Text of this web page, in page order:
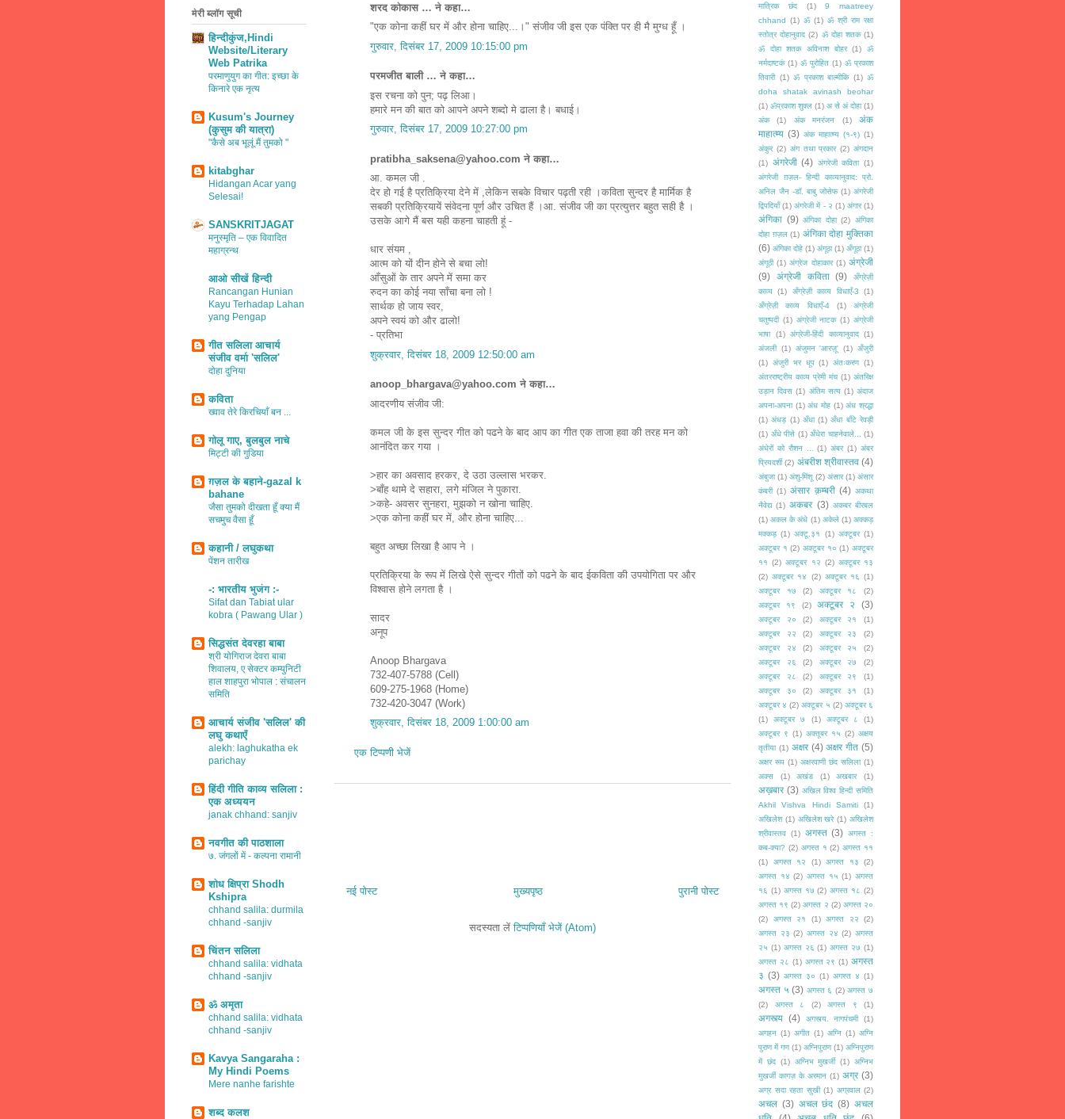
शरद कोकास … ने कहा…
"एक कोना कहीं घर में और होना चाहिए...।" संजीव जी इस एक पंक्ति पर ही मै मुग्ध हूँ ।
गुरुवार, दिसंबर 17, 2009 10:15:00 pm
परमजीत बाली … ने कहा…
इस रचना को पुन; पढ़ लिआ।
हमारे मन की बात को आपने अपने शब्दो मे ढाला है। बधाई।
गुरुवार, दिसंबर 17, 2009 10:27:00 pm
pratibha_saksena@yahoo.com ने कहा…
आ. कमल जी .
देर हो गई है प्रतिक्रिया देने में ,लेकिन सबके विचार पढ़ती रही ।कविता सुन्दर है मार्मिक है
सबकी प्रतिक्रियायें संवेदना पूर्ण और उचित हैं ।आ. संजीव जी का प्रत्युत्तर बहुत सही है ।
उसके आगे मैं बस यही कहना चाहती हूं -
धार संयम ,
आत्म को यों दीन होने से बचा लो!
आँसुओं के तार अपने में समा कर
रुदन का कोई नया साँचा बना लो !
सार्थक हो जाय स्वर,
अपने स्वयं को और ढालो!
- प्रतिभा
शुक्रवार, दिसंबर 18, 2009 12:50:00 am
anoop_bhargava@yahoo.com ने कहा…
आदरणीय संजीव जी:
कमल जी के इस सुन्दर गीत को पढने के बाद आप का गीत एक ताजा हवा की तरह मन को
आनंदित कर गया ।
>हार का अवसाद हरकर, दे उठा उल्लास भरकर.
>बाँह थामे दे सहारा, लगे मंजिल ने पुकारा.
>कहे- अवसर सुनहरा, मुझको न खोना चाहिए.
>एक कोना कहीं घर में, और होना चाहिए...
बहुत अच्छा लिखा है आप ने ।
प्रतिक्रिया के रूप में लिखे ऐसे सुन्दर गीतों को पढने के बाद ईकविता की उपयोगिता पर और
विश्वास होने लगता है ।
सादर
अनूप
Anoop Bhargava
732-407-5788 (Cell)
609-275-1968 (Home)
732-420-3047 (Work)
शुक्रवार, दिसंबर 18, 2009 1:00:00 am
एक टिप्पणी भेजें
नई पोस्ट पुरानी पोस्ट
मुख्यपृष्ठ
सदस्यता लेंटिप्पणियाँ भेजें (Atom)
मेरी ब्लॉग सूची
हिन्दीकुंज,Hindi
Website/Literary
Web Patrika
परमाणुयुग का गीत: इच्छा के
किनारे एक नृत्य
Kusum's Journey
(कुसुम की यात्रा)
"कैसे अब भूलूं मैं तुमको "
kitabghar
Hidangan Acar yang
Selesai!
SANSKRITJAGAT
मनुस्मृति – एक विवादित
महाग्रन्थ
आओ सीखें हिन्दी
Rancangan Hunian
Kayu Terhadap Lahan
yang Pengap
गीत सलिला आचार्य
संजीव वर्मा 'सलिल'
दोहा दुनिया
कविता
ख्वाव तेरे किरचियाँ बन ...
गोलू गाए, बुलबुल नाचे
मिट्टी की गुडिया
ग़ज़ल के बहाने-gazal k
bahane
जैसा तुमको दीखता हूँ क्या मैं
सचमुच वैसा हूँ
कहानी / लघुकथा
पेंशन तारीख
-: भारतीय भुजंग :-
Sifat dan Tabiat ular
kobra ( Pawang Ular )
सिद्धसंत देवरहा बाबा
श्री योगिराज देवरा बाबा
शिवालय, ए सेक्टर कम्युनिटी
हाल शाहपुरा भोपाल : संचालन
समिति
आचार्य संजीव 'सलिल' की
लघु कथाएँ
alekh: laghukatha ek
parichay
हिंदी गीति काव्य सलिला :
एक अध्ययन
janak chhand: sanjiv
नवगीत की पाठशाला
७. जंगलों में - कल्पना रामानी
शोध क्षिप्रा Shodh
Kshipra
chhand salila: durmila
chhand -sanjiv
चिंतन सलिला
chhand salila: vidhata
chhand -sanjiv
ॐ अमृता
chhand salila: vidhata
chhand -sanjiv
Kavya Sangaraha :
My Hindi Poems
Mere nanhe farishte
शब्द कलश
मात्रिक छंद
(1)
9 maatreey
chhand (1) ॐ (1) ॐ श्री राम रक्षा
स्तोत्र दोहानुवाद (2) ॐ दोहा शतक (1)
ॐ दोहा शतक अविनाश बोहर
(1)
ॐ
नर्मदाष्टकं (1) ॐ पुरोहित (1) ॐ प्रकाश
तिवारी (1) ॐ प्रकाश बाल्मीकि (1) ॐ
doha shatak avinash beohar
(1) ॐप्रकाश शुक्ल (1) अ से अं दोहा (1)
अंक
(1) अंक मनरंजन (1)
अंक
माहात्म्य (3) अंक माहात्म्य (१-९) (1)
अंकुर (2) अंग तथा प्रकार (2) अंगदान
(1) अंगरेजी (4) अंगरेजी कविता (1)
अंगरेजी ग़ज़ल- हिन्दी काव्यानुवाद: प्रो.
अनिल जैन -डॉ. बाबु जोसेफ (1) अंगरेजी
द्विपदियाँ (1) अंगरेजी में - २ (1) अंगार (1)
अंगिका (9) अंगिका दोहा (2) अंगिका
दोहा ग़ज़ल (1) अंगिका दोहा मुक्तिका
(6) अंगिका दोहे (1) अंगूठा (1) अँगूठा (1)
अंगूठी (1) अंग्रेज दोहाकार (1) अंग्रेजी
(9)
अंग्रेजी कविता (9)
अँग्रेज़ी
काव्य (1) अँग्रेज़ी काव्य विधाएँ-3
(1)
अँग्रेज़ी काव्य विधाएँ-4
(1)
अंग्रेजी
चतुष्पदी (1) अंग्रेजी नाटक (1) अंग्रेजी
भाषा
(1) अंग्रेजी-हिंदी काव्यानुवाद (1)
अंजली (1) अंजुमन 'आरज़ू' (1) अँजुरी
(1) अंजुरी भर धूप (1) अंतःकरण (1)
अंतरराष्ट्रीय काव्य प्रेमी मंच (1) अंतरिक्ष
उड़ान दिवस (1) अंतिम सत्य (1) अंदाज
अपना-अपना (1) अंध मोह (1) अंध श्रद्धा
(1) अंधड़ (1) अँधा (1) अँधा बाँटे रेवड़ी
(1) अँधे पीसे (1) अँधेरा चाहनेवाले...
(1)
अंधेरों को रौशन ...
(1) अंबर (1) अंबर
प्रियदर्शी (2) अंबरीश श्रीवास्तव (4)
अंबुजा (1) अंशु-मिंशू (2) अंसार (1) अंसार
कंबरी (1) अंसार क़म्बरी (4) अकथा
नैवेद्य (1) अकबर (3) अकबर बीरबल
(1) अकल के अंधे (1) अकेले (1) अक्कड़
मक्कड़ (1) अक्टू.३१ (1) अक्टूबर (1)
अक्टूबर १ (2) अक्टूबर १० (1) अक्टूबर
११ (2) अक्टूबर १२ (2) अक्टूबर १३
(2) अक्टूबर १४ (2) अक्टूबर १६ (1)
अक्टूबर १७
(2) अक्टूबर १८
(2)
अक्टूबर १९
(2) अक्टूबर २ (3)
अक्टूबर २० (2) अक्टूबर २१
(1)
अक्टूबर २२
(2) अक्टूबर २३
(2)
अक्टूबर २४
(2) अक्टूबर २५
(2)
अक्टूबर २६
(2) अक्टूबर २७
(2)
अक्टूबर २८
(2) अक्टूबर २९
(1)
अक्टूबर ३०
(2) अक्टूबर ३१
(1)
अक्टूबर ४ (2) अक्टूबर ५ (2) अक्टूबर ६
(1)
अक्टूबर ७ (1) अक्टूबर ८
(1)
अक्टूबर ९ (1) अक्तूबर १५ (2) अक्षय
तृतीया (1) अक्षर (4) अक्षर गीत (5)
अक्षर रूप (1) अक्षरवाणी छंद सलिला (1)
अक्स
(1) अखंड (1) अखबार (1)
अख़बार (3) अखिल विश्व हिन्दी समिति
Akhil Vishva Hindi Samiti
(1)
अखिलेश (1) अखिलेश खरे (1) अखिलेश
श्रीवास्तव (1) अगस्त (3) अगस्त :
कब-क्या? (2) अगस्त १ (2) अगस्त ११
(1)
अगस्त १२ (1) अगस्त १३
(2)
अगस्त १४ (2) अगस्त १५ (1) अगस्त
१६ (1) अगस्त १७ (2) अगस्त १८ (2)
अगस्त १९ (2) अगस्त २ (2) अगस्त २०
(2)
अगस्त २१ (1) अगस्त २२
(2)
अगस्त २३ (2) अगस्त २४ (2) अगस्त
२५ (1) अगस्त २६ (1) अगस्त २७ (1)
अगस्त २८ (1) अगस्त २९ (1) अगस्त
३ (3) अगस्त ३० (1) अगस्त ४ (1)
अगस्त ५ (3) अगस्त ६ (2) अगस्त ७
(2)
अगस्त ८ (2) अगस्त ९ (1)
अगस्त्य (4) अगस्त्य. नागपंचमी
(1)
अगहन (1) अगीत (1) अग्नि (1) अग्नि
पुराण में गण (1) अग्निपुराण (1) अग्निपुराण
में छंद (1) अग्निभ मुखर्जी (1) अग्निभ
मुखर्जी कागज़ के अरमान (1) अग्र (3)
अग्र सदा रहता सुखी (1) अग्रवाल (2)
अचल (3) अचल छंद (8) अचल